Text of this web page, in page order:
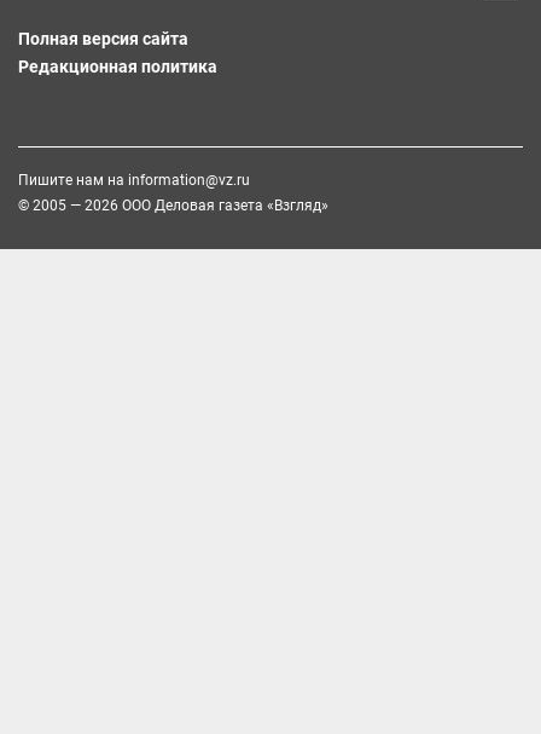
Полная версия сайта
Редакционная политика
Пишите нам на information@vz.ru
© 2005 — 2026 ООО Деловая газета «Взгляд»